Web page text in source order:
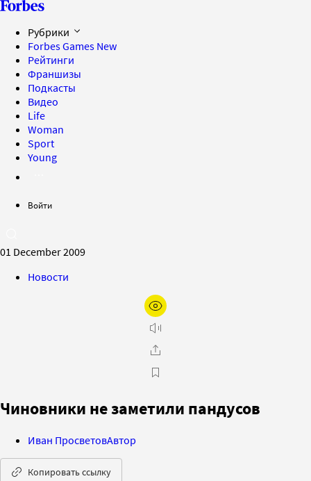
Рубрики
Forbes Games New
Рейтинги
Франшизы
Подкасты
Видео
Life
Woman
Sport
Young
Войти
01 December 2009
Новости
Чиновники не заметили пандусов
Иван ПросветовАвтор
Копировать ссылку